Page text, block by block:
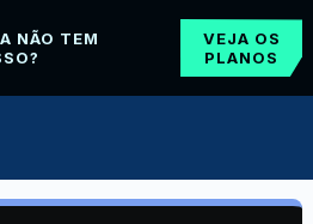
NÃO TEM
VEJA OS
PLANOS